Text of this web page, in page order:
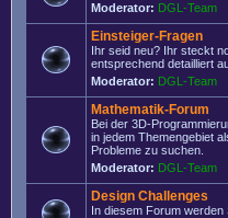
Moderator: DGL-Team
Einsteiger-Fragen
Ihr seid neu? Ihr steckt
entsprechend detailliert
Moderator: DGL-Team
Mathematik-Forum
Bei der 3D-
in jedem Themengebiet
Probleme zu suchen.
Moderator: DGL-Team
Design Challenges
In diesem Forum werden